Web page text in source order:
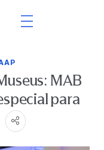
MAB
para